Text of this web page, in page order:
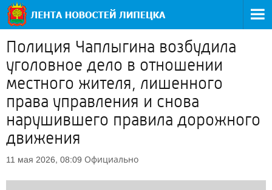
Полиция Чаплыгина возбудила
уголовное дело в отношении
местного жителя, лишенного
права управления и снова
нарушившего правила дорожного
движения
11 мая 2026, 08:09 Официально